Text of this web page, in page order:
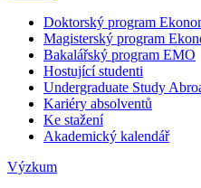
Doktorský program
Magisterský program
Bakalářský program EMO
Hostující studenti
Undergraduate Study
Kariéry absolventů
Ke stažení
Akademický kalendář
Výzkum